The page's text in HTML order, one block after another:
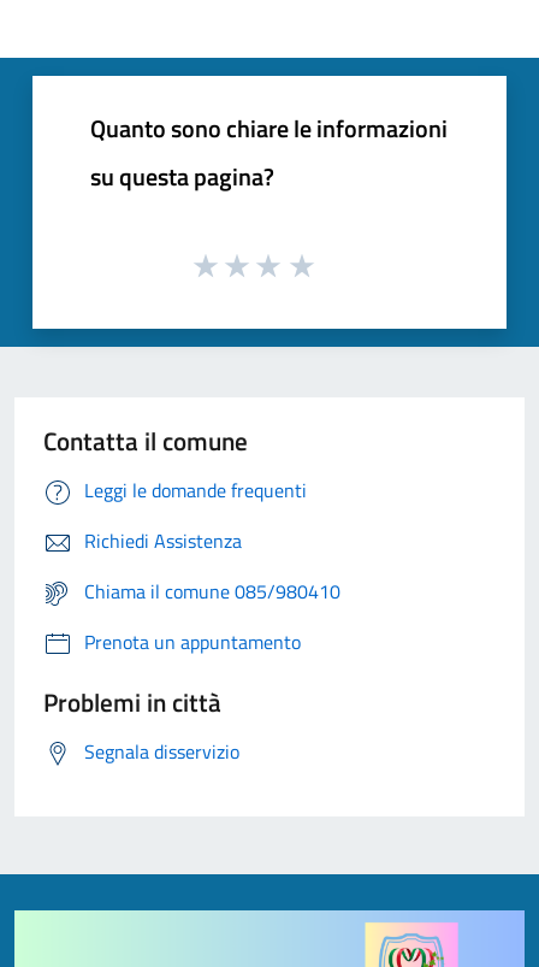
Quanto sono chiare le informazioni
su questa pagina?
Contatta il comune
Leggi le domande frequenti
Richiedi Assistenza
Chiama il comune 085/980410
Prenota un appuntamento
Problemi in città
Segnala disservizio